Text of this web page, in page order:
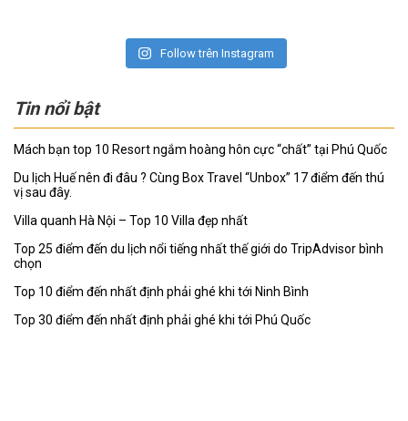
Follow trên Instagram
Tin nổi bật
Mách bạn top 10 Resort ngắm hoàng hôn cực “chất” tại Phú Quốc
Du lịch Huế nên đi đâu ? Cùng Box Travel “Unbox” 17 điểm đến thú
vị sau đây.
Villa quanh Hà Nội – Top 10 Villa đẹp nhất
Top 25 điểm đến du lịch nổi tiếng nhất thế giới do TripAdvisor bình
chọn
Top 10 điểm đến nhất định phải ghé khi tới Ninh Bình
Top 30 điểm đến nhất định phải ghé khi tới Phú Quốc